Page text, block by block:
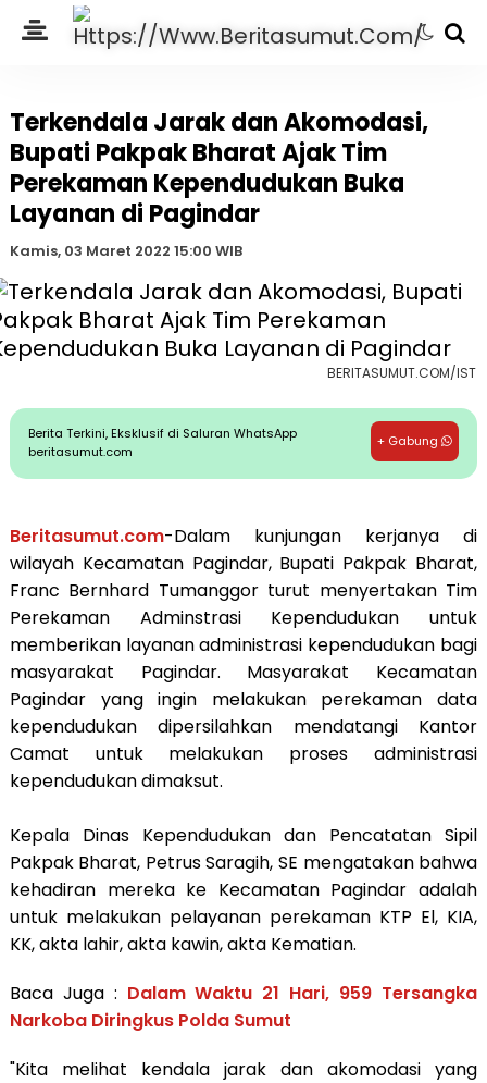
Terkendala Jarak dan Akomodasi,
Bupati Pakpak Bharat Ajak Tim
Perekaman Kependudukan Buka
Layanan di Pagindar
Kamis, 03 Maret 2022 15:00 WIB
BERITASUMUT.COM/IST
Berita Terkini, Eksklusif di Saluran WhatsApp
beritasumut.com
+ Gabung
Beritasumut.com-Dalam kunjungan kerjanya di
wilayah Kecamatan Pagindar, Bupati Pakpak Bharat,
Franc Bernhard Tumanggor turut menyertakan Tim
Perekaman Adminstrasi Kependudukan untuk
memberikan layanan administrasi kependudukan bagi
masyarakat Pagindar. Masyarakat Kecamatan
Pagindar yang ingin melakukan perekaman data
kependudukan dipersilahkan mendatangi Kantor
Camat untuk melakukan proses administrasi
kependudukan dimaksut.
Kepala Dinas Kependudukan dan Pencatatan Sipil
Pakpak Bharat, Petrus Saragih, SE mengatakan bahwa
kehadiran mereka ke Kecamatan Pagindar adalah
untuk melakukan pelayanan perekaman KTP El, KIA,
KK, akta lahir, akta kawin, akta Kematian.
Baca Juga : Dalam Waktu 21 Hari, 959 Tersangka
Narkoba Diringkus Polda Sumut
"Kita melihat kendala jarak dan akomodasi yang